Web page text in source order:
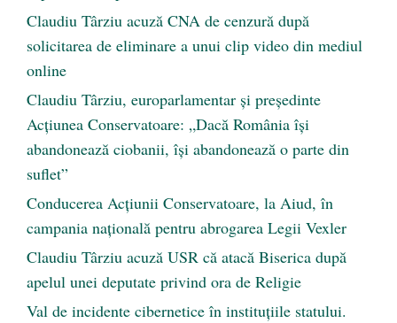
Claudiu Târziu acuză CNA de cenzură după
solicitarea de eliminare a unui clip video din mediul
online
Claudiu Târziu, europarlamentar și președinte
Acțiunea Conservatoare: „Dacă România își
abandonează ciobanii, își abandonează o parte din
suflet”
Conducerea Acțiunii Conservatoare, la Aiud, în
campania națională pentru abrogarea Legii Vexler
Claudiu Târziu acuză USR că atacă Biserica după
apelul unei deputate privind ora de Religie
Val de incidente cibernetice în instituțiile statului.